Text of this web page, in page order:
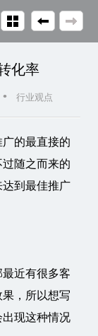
化率
• 行业观点
的最直接的
随之而来的
到最佳推广
近有很多客
，所以想写
现这种情况